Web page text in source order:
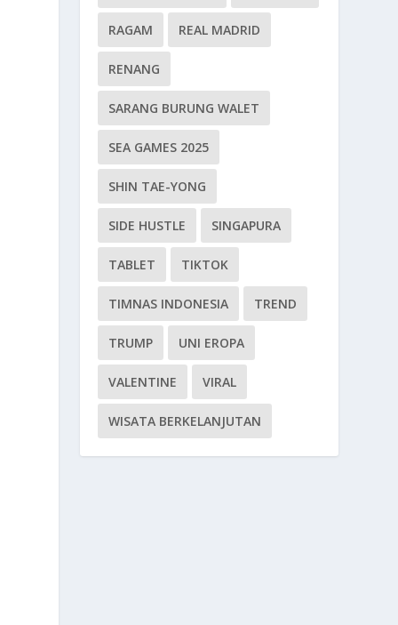
RAGAM REAL MADRID
RENANG
SARANG BURUNG WALET
SEA GAMES 2025
SHIN TAE-YONG
SIDE HUSTLE SINGAPURA
TABLET TIKTOK
TIMNAS INDONESIA TREND
TRUMP UNI EROPA
VALENTINE VIRAL
WISATA BERKELANJUTAN